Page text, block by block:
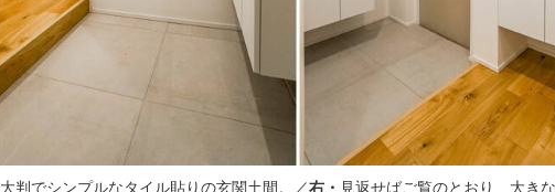
大判でシンプルなタイル貼りの玄関土間。／右・ 見返せばご覧のとおり、大き